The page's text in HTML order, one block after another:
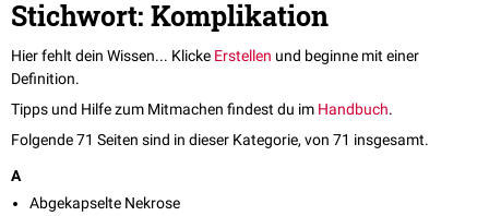
Stichwort: Komplikation
Hier fehlt dein Wissen... Klicke Erstellen und beginne mit einer
Definition.
Tipps und Hilfe zum Mitmachen findest du im Handbuch.
Folgende 71 Seiten sind in dieser Kategorie, von 71 insgesamt.
A
Abgekapselte Nekrose